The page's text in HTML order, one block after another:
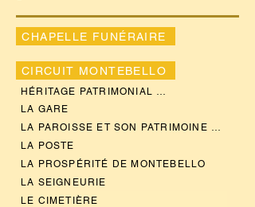
CHAPELLE FUNÉRAIRE
CIRCUIT MONTEBELLO
LA GARE
LA POSTE
LA PROSPÉRITÉ DE MONTEBELLO
LA SEIGNEURIE
LE CIMETIÈRE